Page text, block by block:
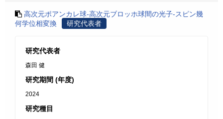
高次元ポアンカレ球-高次元ブロッホ球間の光子-スピン幾
何学位相変換
研究代表者
研究代表者
森田 健
研究期間 (年度)
2024
研究種目